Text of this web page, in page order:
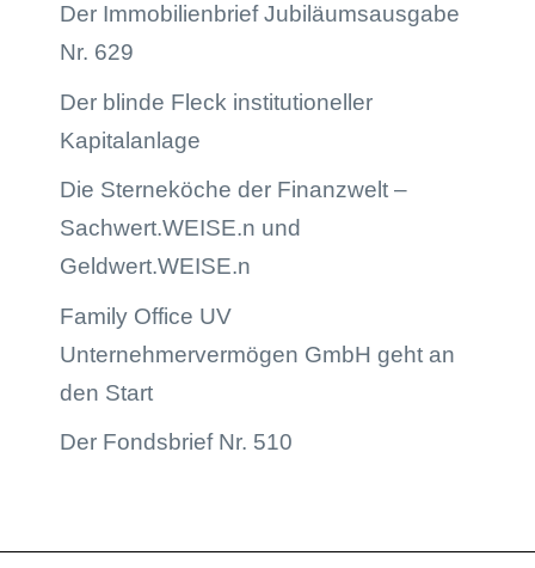
Der Immobilienbrief Jubiläumsausgabe
Nr. 629
Der blinde Fleck institutioneller
Kapitalanlage
Die Sterneköche der Finanzwelt –
Sachwert.WEISE.n und
Geldwert.WEISE.n
Family Office UV
Unternehmervermögen GmbH geht an
den Start
Der Fondsbrief Nr. 510